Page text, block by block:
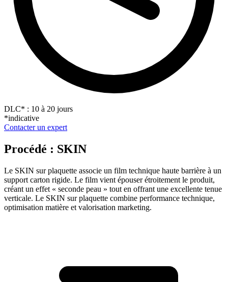
DLC* : 10 à 20 jours
*indicative
Contacter un expert
Procédé : SKIN
Le SKIN sur plaquette associe un film technique haute barrière à un
support carton rigide. Le film vient épouser étroitement le produit,
créant un effet « seconde peau » tout en offrant une excellente tenue
verticale. Le SKIN sur plaquette combine performance technique,
optimisation matière et valorisation marketing.